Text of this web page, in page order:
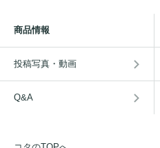
商品情報
投稿写真・動画
Q&A